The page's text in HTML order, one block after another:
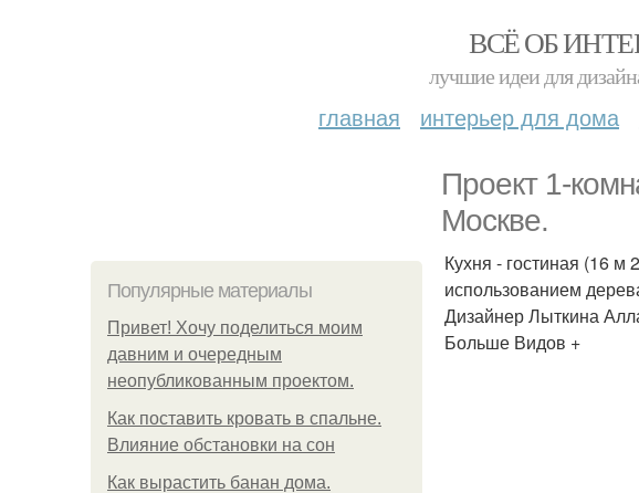
ВСЁ ОБ
лучшие идеи для
главная интерьер для дома
Проект 1-
Москве.
Популярные материалы
Привет! Хочу поделиться моим
давним и очередным
неопубликованным проектом.
Как поставить кровать в спальне.
Влияние обстановки на сон
Как вырастить банан дома.
Кухня - гостиная (16
использованием
Дизайнер Лыткина
Больше Видов +